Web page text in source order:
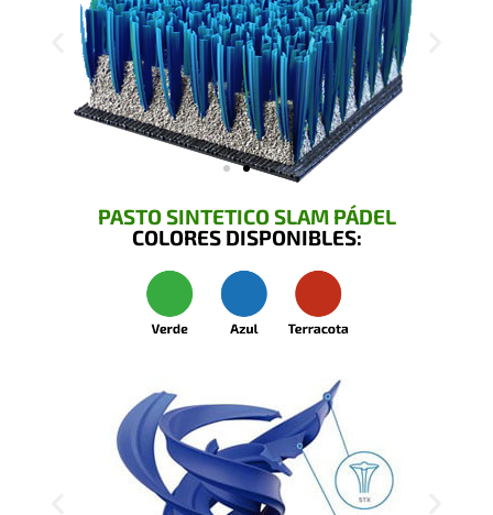
PASTO SINTETICO SLAM PÁDEL
COLORES DISPONIBLES: